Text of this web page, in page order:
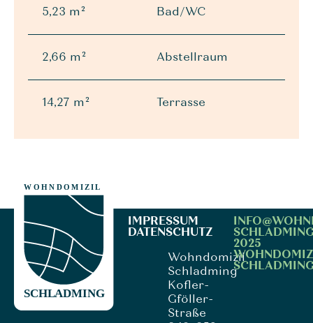
5,23 m² Bad/WC
2,66 m² Abstellraum
14,27 m² Terrasse
Wohndomizil
Schladming
Kofler-
Gföller-
Straße
IMPRESSUM
DATENSCHUTZ
2025